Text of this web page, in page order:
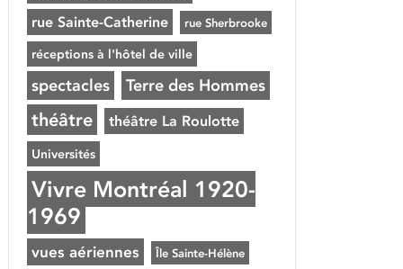
rue Sainte-Catherine rue Sherbrooke
réceptions à l'hôtel de ville
spectacles Terre des Hommes
théâtre théâtre La Roulotte
Universités
Vivre Montréal 1920-
1969
vues aériennes Île Sainte-Hélène